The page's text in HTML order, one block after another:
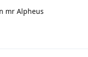
mr Alpheus